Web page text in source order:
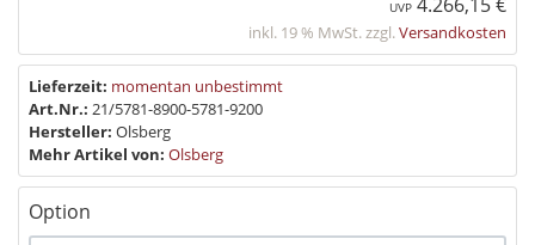
UVP
inkl. 19 % MwSt. zzgl.Versandkosten
Lieferzeit: momentan unbestimmt
Art.Nr.: 21/5781-8900-5781-9200
Hersteller: Olsberg
Mehr Artikel von: Olsberg
Option